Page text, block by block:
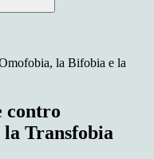
la Bifobia e la
contro
Transfobia